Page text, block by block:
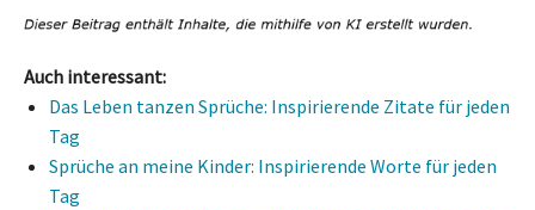
Auch interessant:
Das Leben tanzen Sprüche: Inspirierende Zitate für jeden
Tag
Sprüche an meine Kinder: Inspirierende Worte für jeden
Tag